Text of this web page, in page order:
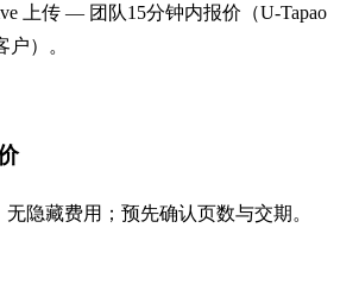
上传 — 团队15分钟内报价（U-Tapao
户）。
无隐藏费用；预先确认页数与交期。